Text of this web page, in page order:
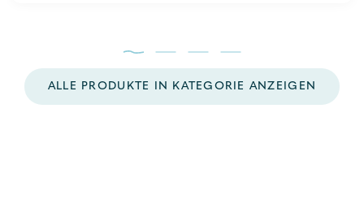
ALLE PRODUKTE IN KATEGORIE ANZEIGEN